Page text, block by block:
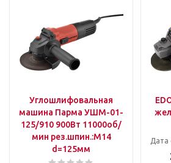
Углошлифовальная
машина Парма УШМ-01-
125/910 900Вт 11000об/
мин рез.шпин.:M14
d=125мм
Дата